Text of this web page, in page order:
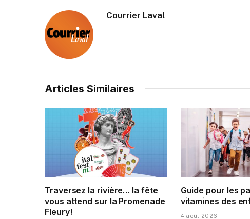
Courrier Laval
Articles Similaires
Traversez la rivière… la fête
vous attend sur la Promenade
Fleury!
Guide pour les
vitamines des
4 août 2026